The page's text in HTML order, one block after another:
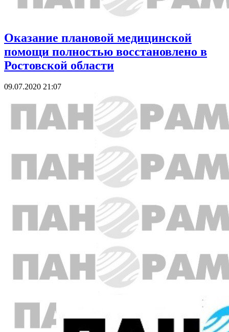
Оказание плановой медицинской
помощи полностью восстановлено в
Ростовской области
09.07.2020 21:07